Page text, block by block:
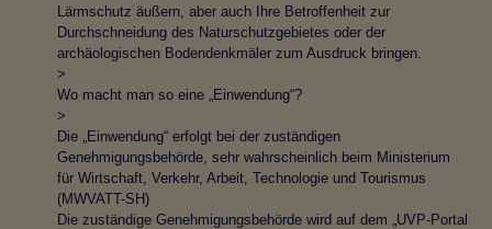
Lärmschutz äußern, aber auch Ihre Betroffenheit zur
Durchschneidung des Naturschutzgebietes oder der
archäologischen Bodendenkmäler zum Ausdruck bringen.
>
Wo macht man so eine „Einwendung“?
>
Die „Einwendung“ erfolgt bei der zuständigen
Genehmigungsbehörde, sehr wahrscheinlich beim Ministerium
für Wirtschaft, Verkehr, Arbeit, Technologie und Tourismus
(MWVATT-SH)
Die zuständige Genehmigungsbehörde wird auf dem „UVP-Portal